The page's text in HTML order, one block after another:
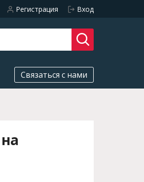
Регистрация Вход
Связаться с нами